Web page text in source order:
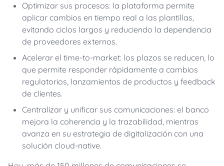
Optimizar sus procesos: la plataforma permite
aplicar cambios en tiempo real a las plantillas,
evitando ciclos largos y reduciendo la dependencia
de proveedores externos.
Acelerar el time-to-market: los plazos se reducen, lo
que permite responder rápidamente a cambios
regulatorios, lanzamientos de productos y feedback
de clientes.
Centralizar y unificar sus comunicaciones: el banco
mejora la coherencia y la trazabilidad, mientras
avanza en su estrategia de digitalización con una
solución cloud-native.